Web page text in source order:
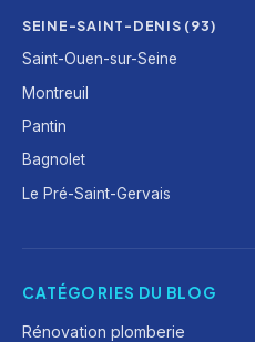
SEINE-SAINT-DENIS (93)
Saint-Ouen-sur-Seine
Montreuil
Pantin
Bagnolet
Le Pré-Saint-Gervais
CATÉGORIES DU BLOG
Rénovation plomberie